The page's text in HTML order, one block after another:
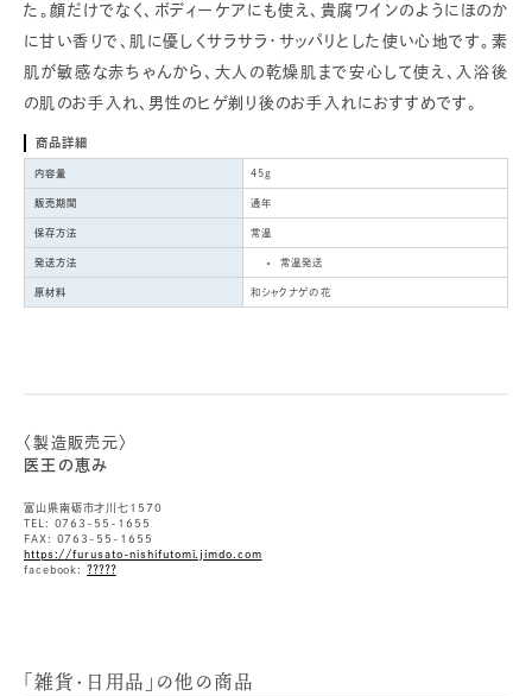
た。顔だけでなく、ボディーケアにも使え、貴腐ワインのようにほのか
に甘い香りで、肌に優しくサラサラ・サッパリとした使い心地です。素
肌が敏感な赤ちゃんから、大人の乾燥肌まで安心して使え、入浴後
の肌のお手入れ、男性のヒゲ剃り後のお手入れにおすすめです。
商品詳細
内容量 45g
販売期間 通年
保存方法 常温
発送方法 常温発送
原材料 和シャクナゲの花
〈製造販売元〉
医王の恵み
富山県南砺市才川七1570
TEL: 0763-55-1655
FAX: 0763-55-1655
https://furusato-nishifutomi.jimdo.com
facebook:？？？？？
「雑貨・日用品」の他の商品